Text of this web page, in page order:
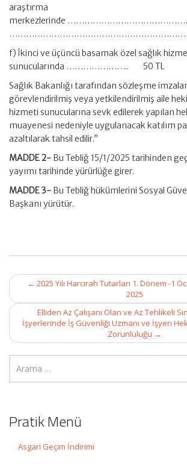
araştırma
merkezlerinde
f) İkinci ve üçüncü basamak özel sağlık
sunucularında ………………….. 50 TL
Sağlık Bakanlığı tarafından sözleşme
görevlendirilmiş veya yetkilendirilmiş aile
hizmeti sunucularına sevk edilerek yapılan
muayenesi nedeniyle uygulanacak katılım
azaltılarak tahsil edilir.”
MADDE 2- Bu Tebliğ 15/1/2025 tarihinden
yayımı tarihinde yürürlüğe girer.
MADDE 3- Bu Tebliğ hükümlerini Sosyal
Başkanı yürütür.
Post
navigation
← 2025 Yılı Harcırah Tutarları 1. Dönem -1
2025
Elliden Az Çalışanı Olan ve Az Tehlikeli
İşyerlerinde İş Güvenliği Uzmanı ve İşyeri
Zorunluluğu →
Pratik Menü
Asgari Geçim İndirimi